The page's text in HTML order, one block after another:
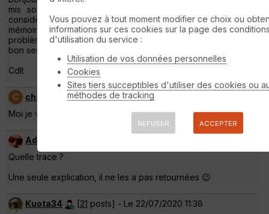
mis son cache à jour (l'adresse n'ayant pas changée, il
considère que l'image n'a pas changée et conserve celle en
mémoire). Si vous actualisez deux fois ça doit régler le
problème chez vous. Les autres voient vos photos dans le
bon sens !
Cdlt
C chantalrodier [1post] - Le 20/07/2020 14:47
Moi je vois les photos de Kuota34 inversées0
Admin
Quelle trace ?
Une seule explication, il ne les a pas retournées 😉
Kuota34 [21 posts] - Le 22/07/2020 11:38
Vous pouvez à tout moment modifier ce choix ou
informations sur ces cookies sur la page des
d'utilisation du service :
Utilisation de vos données personnelles
Cookies
Sites tiers succeptibles d'utiliser des cookies ou
méthodes de tracking
REFUSER ACCEPTER